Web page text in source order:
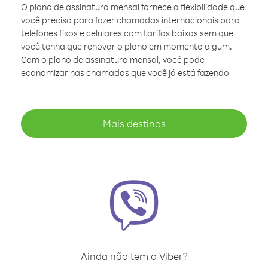
O plano de assinatura mensal fornece a flexibilidade que
você precisa para fazer chamadas internacionais para
telefones fixos e celulares com tarifas baixas sem que
você tenha que renovar o plano em momento algum.
Com o plano de assinatura mensal, você pode
economizar nas chamadas que você já está fazendo
Mais destinos
Ainda não tem o Viber?